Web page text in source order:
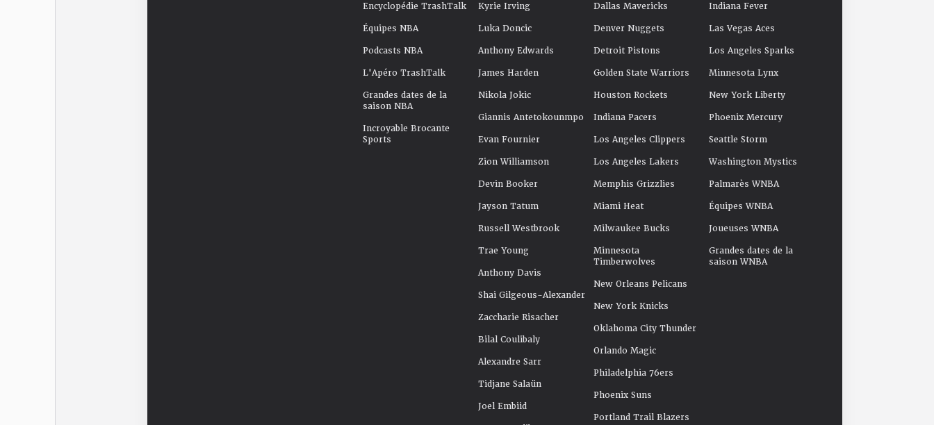
Encyclopédie TrashTalk
Équipes NBA
Podcasts NBA
L'Apéro TrashTalk
Grandes dates de la
saison NBA
Incroyable Brocante
Sports
Kyrie Irving
Luka Doncic
Anthony Edwards
James Harden
Nikola Jokic
Giannis Antetokounmpo
Evan Fournier
Zion Williamson
Devin Booker
Jayson Tatum
Russell Westbrook
Trae Young
Anthony Davis
Shai Gilgeous-Alexander
Zaccharie Risacher
Bilal Coulibaly
Alexandre Sarr
Tidjane Salaün
Joel Embiid
Dallas Mavericks
Denver Nuggets
Detroit Pistons
Golden State Warriors
Houston Rockets
Indiana Pacers
Los Angeles Clippers
Los Angeles Lakers
Memphis Grizzlies
Miami Heat
Milwaukee Bucks
Minnesota
Timberwolves
New Orleans Pelicans
New York Knicks
Oklahoma City Thunder
Orlando Magic
Philadelphia 76ers
Phoenix Suns
Portland Trail Blazers
Indiana Fever
Las Vegas Aces
Los Angeles Sparks
Minnesota Lynx
New York Liberty
Phoenix Mercury
Seattle Storm
Washington Mystics
Palmarès WNBA
Équipes WNBA
Joueuses WNBA
Grandes dates de la
saison WNBA